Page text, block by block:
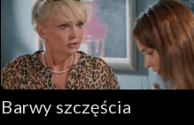
Barwy szczęścia